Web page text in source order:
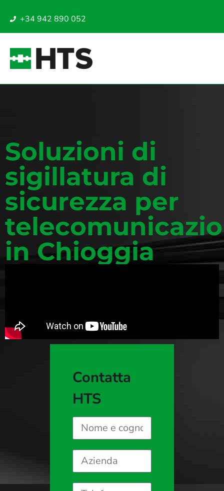
+34 942 890 052
Soluzioni di
sigillatura di
sicurezza per
in Chioggia
Contatta
HTS